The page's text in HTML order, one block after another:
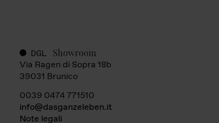
DGL Showroom
Via Ragen di Sopra 18b
39031 Brunico
0039 0474 771510
info@dasganzeleben.it
Note legali